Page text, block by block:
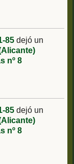
85 dejó un
nº 8
85 dejó un
nº 8